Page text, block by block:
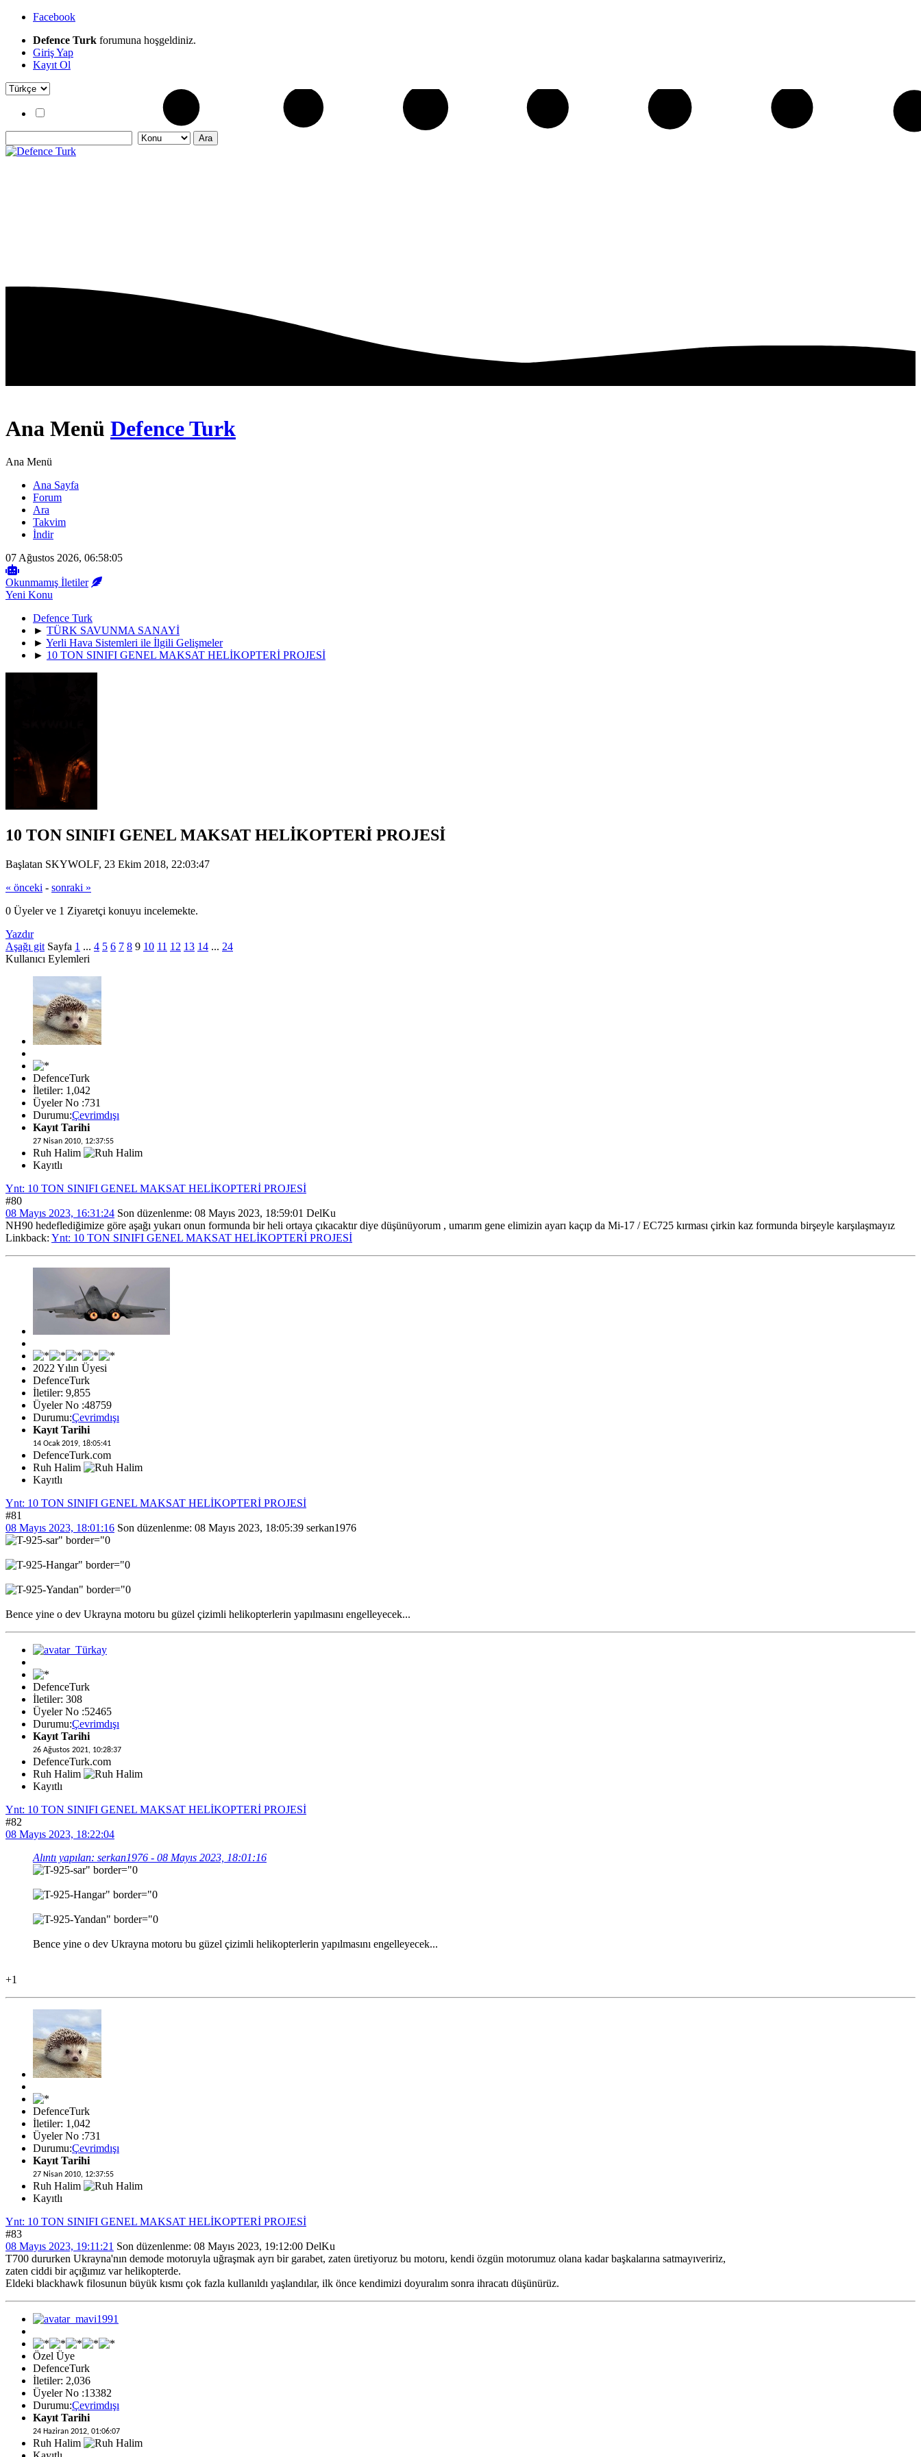
Facebook
Defence Turk forumuna hoşgeldiniz.
Giriş Yap
Kayıt Ol
Ana Menü Defence Turk
Ana Menü
Ana Sayfa
Forum
Ara
Takvim
İndir
07 Ağustos 2026, 06:58:05
Okunmamış İletiler
Yeni Konu
Defence Turk
► TÜRK SAVUNMA SANAYİ
► Yerli Hava Sistemleri ile İlgili Gelişmeler
► 10 TON SINIFI GENEL MAKSAT HELİKOPTERİ PROJESİ
10 TON SINIFI GENEL MAKSAT HELİKOPTERİ PROJESİ
Başlatan SKYWOLF, 23 Ekim 2018, 22:03:47
« önceki - sonraki »
0 Üyeler ve 1 Ziyaretçi konuyu incelemekte.
Yazdır
Aşağı git Sayfa 1 ... 4 5 6 7 8 9 10 11 12 13 14 ... 24
Kullanıcı Eylemleri
DefenceTurk
İletiler: 1,042
Üyeler No :731
Durumu:Çevrimdışı
Kayıt Tarihi
27 Nisan 2010, 12:37:55
Ruh Halim
Kayıtlı
Ynt: 10 TON SINIFI GENEL MAKSAT HELİKOPTERİ PROJESİ
#80
08 Mayıs 2023, 16:31:24 Son düzenlenme: 08 Mayıs 2023, 18:59:01 DelKu
NH90 hedeflediğimize göre aşağı yukarı onun formunda bir heli ortaya çıkacaktır diye düşünüyorum , umarım gene elimizin ayarı kaçıp da Mi-17 / EC725 kırması çirkin kaz formunda birşeyle karşılaşmayız
Linkback: Ynt: 10 TON SINIFI GENEL MAKSAT HELİKOPTERİ PROJESİ
2022 Yılın Üyesi
DefenceTurk
İletiler: 9,855
Üyeler No :48759
Durumu:Çevrimdışı
Kayıt Tarihi
14 Ocak 2019, 18:05:41
DefenceTurk.com
Ruh Halim
Kayıtlı
Ynt: 10 TON SINIFI GENEL MAKSAT HELİKOPTERİ PROJESİ
#81
08 Mayıs 2023, 18:01:16 Son düzenlenme: 08 Mayıs 2023, 18:05:39 serkan1976
Bence yine o dev Ukrayna motoru bu güzel çizimli helikopterlerin yapılmasını engelleyecek...
DefenceTurk
İletiler: 308
Üyeler No :52465
Durumu:Çevrimdışı
Kayıt Tarihi
26 Ağustos 2021, 10:28:37
DefenceTurk.com
Ruh Halim
Kayıtlı
Ynt: 10 TON SINIFI GENEL MAKSAT HELİKOPTERİ PROJESİ
#82
08 Mayıs 2023, 18:22:04
Alıntı yapılan: serkan1976 - 08 Mayıs 2023, 18:01:16
Bence yine o dev Ukrayna motoru bu güzel çizimli helikopterlerin yapılmasını engelleyecek...
+1
DefenceTurk
İletiler: 1,042
Üyeler No :731
Durumu:Çevrimdışı
Kayıt Tarihi
27 Nisan 2010, 12:37:55
Ruh Halim
Kayıtlı
Ynt: 10 TON SINIFI GENEL MAKSAT HELİKOPTERİ PROJESİ
#83
08 Mayıs 2023, 19:11:21 Son düzenlenme: 08 Mayıs 2023, 19:12:00 DelKu
T700 dururken Ukrayna'nın demode motoruyla uğraşmak ayrı bir garabet, zaten üretiyoruz bu motoru, kendi özgün motorumuz olana kadar başkalarına satmayıveririz,
zaten ciddi bir açığımız var helikopterde.
Eldeki blackhawk filosunun büyük kısmı çok fazla kullanıldı yaşlandılar, ilk önce kendimizi doyuralım sonra ihracatı düşünürüz.
Özel Üye
DefenceTurk
İletiler: 2,036
Üyeler No :13382
Durumu:Çevrimdışı
Kayıt Tarihi
24 Haziran 2012, 01:06:07
Ruh Halim